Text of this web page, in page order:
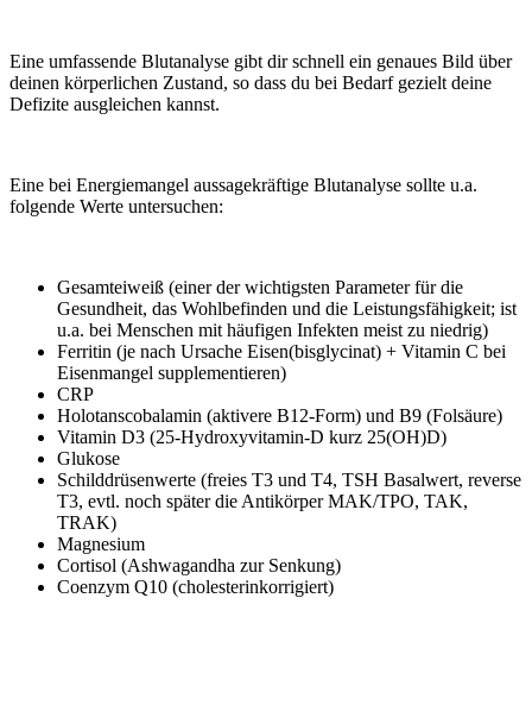
Eine umfassende Blutanalyse gibt dir schnell ein genaues Bild über
deinen körperlichen Zustand, so dass du bei Bedarf gezielt deine
Defizite ausgleichen kannst.
Eine bei Energiemangel aussagekräftige Blutanalyse sollte u.a.
folgende Werte untersuchen:
Gesamteiweiß (einer der wichtigsten Parameter für die
Gesundheit, das Wohlbefinden und die Leistungsfähigkeit; ist
u.a. bei Menschen mit häufigen Infekten meist zu niedrig)
Ferritin (je nach Ursache Eisen(bisglycinat) + Vitamin C bei
Eisenmangel supplementieren)
CRP
Holotanscobalamin (aktivere B12-Form) und B9 (Folsäure)
Vitamin D3 (25-Hydroxyvitamin-D kurz 25(OH)D)
Glukose
Schilddrüsenwerte (freies T3 und T4, TSH Basalwert, reverse
T3, evtl. noch später die Antikörper MAK/TPO, TAK,
TRAK)
Magnesium
Cortisol (Ashwagandha zur Senkung)
Coenzym Q10 (cholesterinkorrigiert)